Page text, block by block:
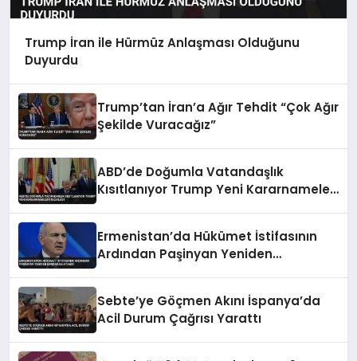
Trump İran ile Hürmüz Anlaşması Olduğunu
Duyurdu
Trump’tan İran’a Ağır Tehdit “Çok Ağır
Şekilde Vuracağız”
ABD’de Doğumla Vatandaşlık
Kısıtlanıyor Trump Yeni Kararnameleri
Ermenistan’da Hükümet İstifasının
Ardından Paşinyan Yeniden
Sebte’ye Göçmen Akını İspanya’da
Acil Durum Çağrısı Yarattı